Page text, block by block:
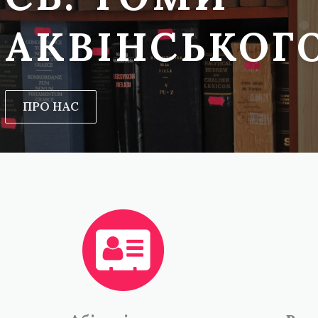
ПРО НАС